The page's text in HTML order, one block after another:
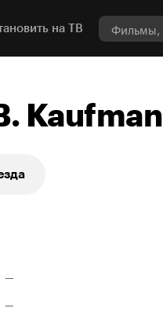
на ТВ
Kaufman
—
—